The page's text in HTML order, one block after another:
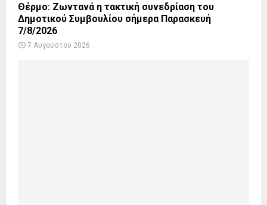
Θέρμο: Ζωντανά η τακτική συνεδρίαση του
Δημοτικού Συμβουλίου σήμερα Παρασκευή
7/8/2026
7 Αυγούστου 2026